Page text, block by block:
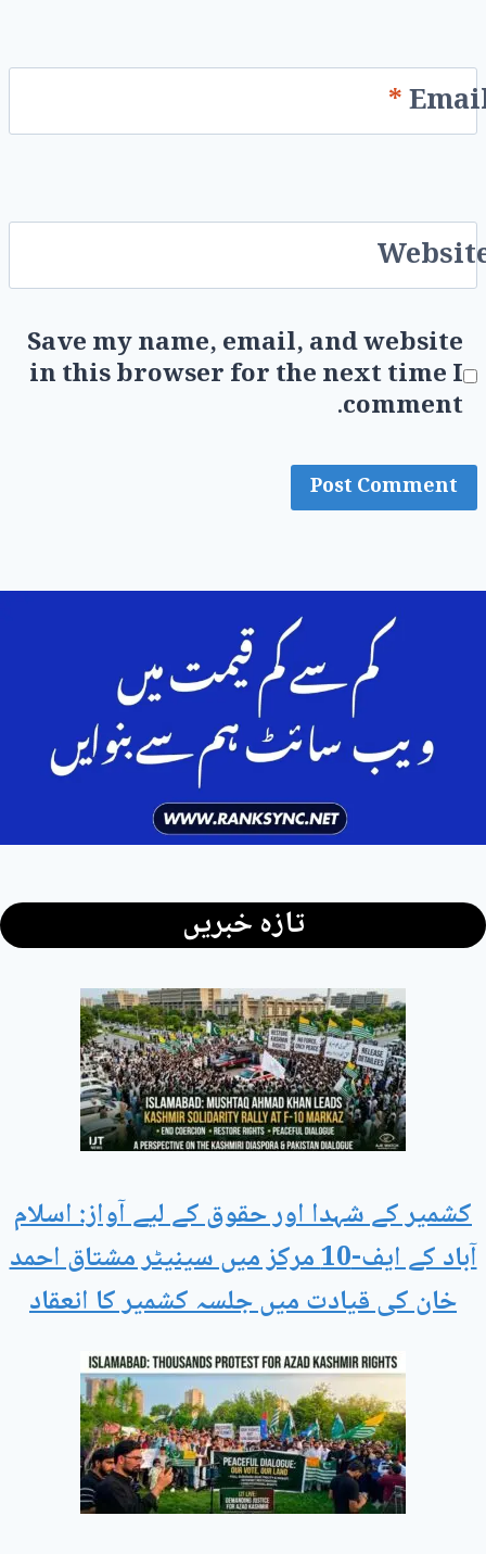
*
Save my name, email, and website
in this browser for the next time I
comment.
تازہ خبریں
کشمیر کے شہدا اور حقوق کے لیے آواز: اسلام
آباد کے ایف-10 مرکز میں سینیٹر مشتاق احمد
خان کی قیادت میں جلسہ کشمیر کا انعقاد